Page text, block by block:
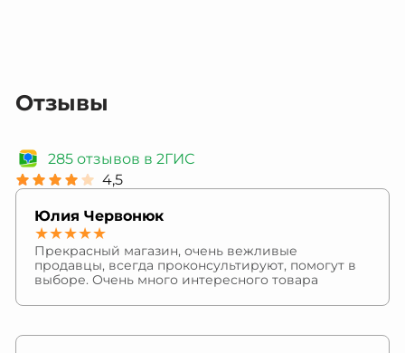
Отзывы
285 отзывов в 2ГИС
4,5
Юлия Червонюк
★★★★★
Прекрасный магазин, очень вежливые
продавцы, всегда проконсультируют, помогут в
выборе. Очень много интересного товара